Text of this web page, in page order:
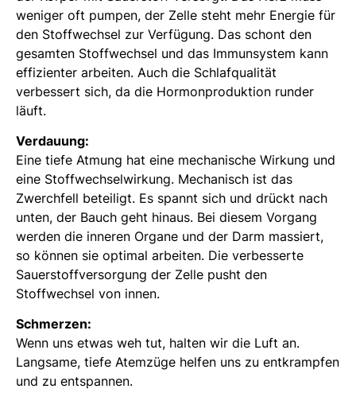
weniger oft pumpen, der Zelle steht mehr Energie für
den Stoffwechsel zur Verfügung. Das schont den
gesamten Stoffwechsel und das Immunsystem kann
effizienter arbeiten. Auch die Schlafqualität
verbessert sich, da die Hormonproduktion runder
läuft.
Verdauung:
Eine tiefe Atmung hat eine mechanische Wirkung und
eine Stoffwechselwirkung. Mechanisch ist das
Zwerchfell beteiligt. Es spannt sich und drückt nach
unten, der Bauch geht hinaus. Bei diesem Vorgang
werden die inneren Organe und der Darm massiert,
so können sie optimal arbeiten. Die verbesserte
Sauerstoffversorgung der Zelle pusht den
Stoffwechsel von innen.
Schmerzen:
Wenn uns etwas weh tut, halten wir die Luft an.
Langsame, tiefe Atemzüge helfen uns zu entkrampfen
und zu entspannen.